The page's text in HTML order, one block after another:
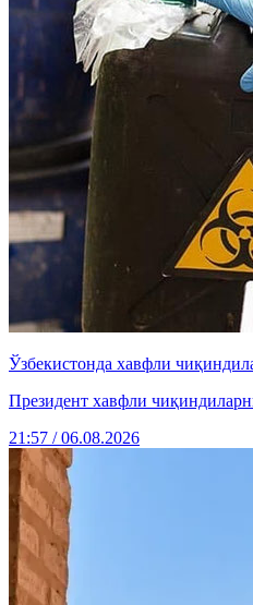
Ўзбекистонда хавфли
Президент хавфли
21:57 / 06.08.2026